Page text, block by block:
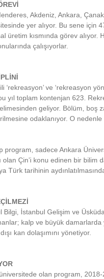
Akdeniz, Ankara,
yer alıyor. Bu sene için
üretim kısmında görev alıyor.
çalışıyorlar.
‘rekreasyon’ ve ‘rekreasyon
yıl toplam kontenjan 623.
geliyor. Bölüm, boş
odaklanıyor. O
program, sadece Ankara
olan Çin’i konu edinen bir bilim
Türk tarihinin
Bilgi, İstanbul Gelişim ve
kalp ve büyük
kan dolaşımını yönetiyor.
olan program,